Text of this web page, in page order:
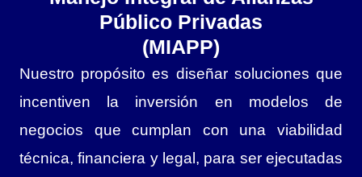
Público Privadas
(MIAPP)
Nuestro propósito es diseñar soluciones que
incentiven la inversión en modelos de
negocios que cumplan con una viabilidad
técnica, financiera y legal, para ser ejecutadas